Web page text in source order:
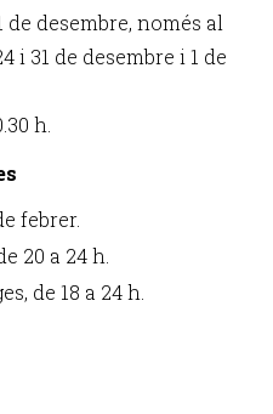
de desembre, només al
i 31 de desembre i 1 de
h.
febrer.
20 a 24 h.
de 18 a 24 h.